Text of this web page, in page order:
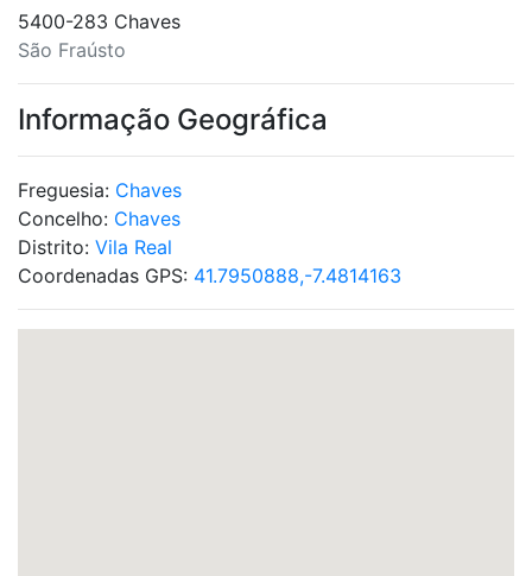
5400-283 Chaves
São Fraústo
Informação Geográfica
Freguesia: Chaves
Concelho: Chaves
Distrito: Vila Real
Coordenadas GPS: 41.7950888,-7.4814163